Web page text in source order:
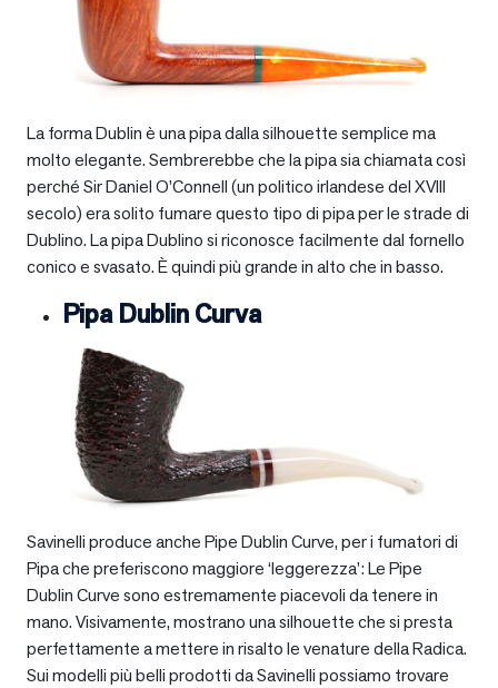
La forma Dublin è una pipa dalla silhouette semplice ma
molto elegante. Sembrerebbe che la pipa sia chiamata così
perché Sir Daniel O’Connell (un politico irlandese del XVIII
secolo) era solito fumare questo tipo di pipa per le strade di
Dublino. La pipa Dublino si riconosce facilmente dal fornello
conico e svasato. È quindi più grande in alto che in basso.
Pipa Dublin Curva
Savinelli produce anche Pipe Dublin Curve, per i fumatori di
Pipa che preferiscono maggiore ‘leggerezza’: Le Pipe
Dublin Curve sono estremamente piacevoli da tenere in
mano. Visivamente, mostrano una silhouette che si presta
perfettamente a mettere in risalto le venature della Radica.
Sui modelli più belli prodotti da Savinelli possiamo trovare